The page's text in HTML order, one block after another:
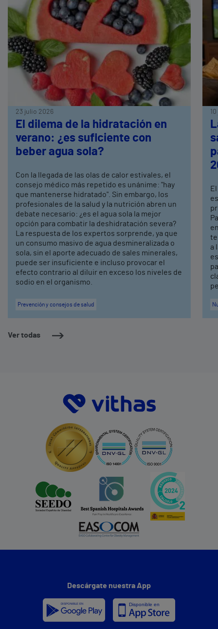
Ver todas
23 julio 2026
El dilema de la hidratación en
verano: ¿es suficiente con
beber agua sola?
Con la llegada de las olas de calor estivales, el
consejo médico más repetido es unánime: "hay
que mantenerse hidratado". Sin embargo, los
profesionales de la salud y la nutrición abren un
debate necesario: ¿es el agua sola la mejor
opción para combatir la deshidratación severa?
La respuesta de los expertos sorprende, ya que
un consumo masivo de agua desmineralizada o
sola, sin el aporte adecuado de sales minerales,
puede ser insuficiente e incluso provocar el
efecto contrario al diluir en exceso los niveles de
sodio en el organismo.
Prevención y consejos de salud
a
Descárgate nuestra App